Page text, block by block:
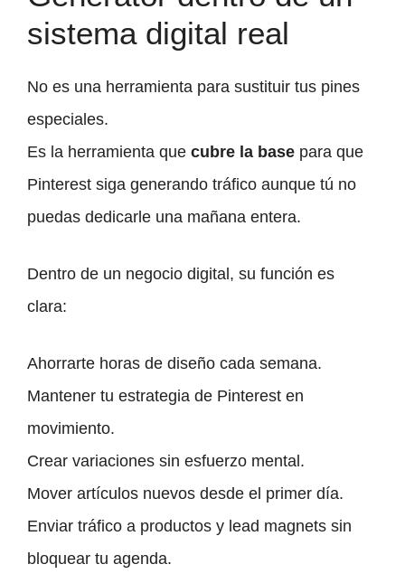
sistema digital real
No es una herramienta para sustituir tus pines
especiales.
Es la herramienta que cubre la base para que
Pinterest siga generando tráfico aunque tú no
puedas dedicarle una mañana entera.
Dentro de un negocio digital, su función es
clara:
Ahorrarte horas de diseño cada semana.
Mantener tu estrategia de Pinterest en
movimiento.
Crear variaciones sin esfuerzo mental.
Mover artículos nuevos desde el primer día.
Enviar tráfico a productos y lead magnets sin
bloquear tu agenda.